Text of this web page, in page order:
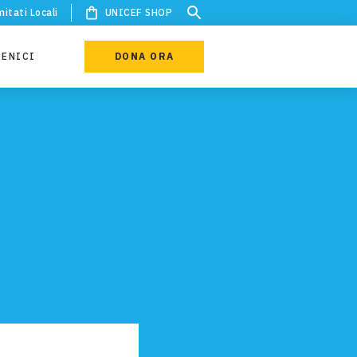
Locali UNICEF SHOP
DONA ORA